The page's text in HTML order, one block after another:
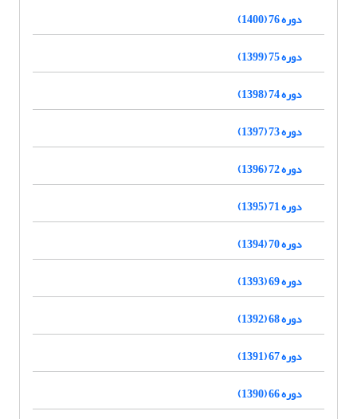
دوره 76 (1400)
دوره 75 (1399)
دوره 74 (1398)
دوره 73 (1397)
دوره 72 (1396)
دوره 71 (1395)
دوره 70 (1394)
دوره 69 (1393)
دوره 68 (1392)
دوره 67 (1391)
دوره 66 (1390)